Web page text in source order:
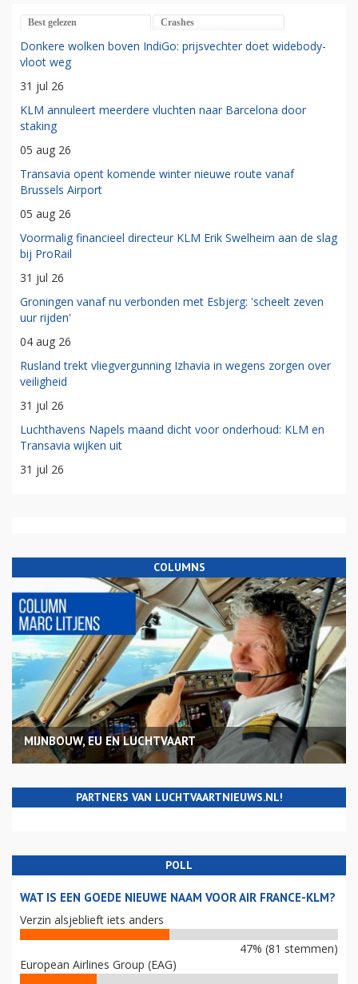
Best gelezen Crashes
Donkere wolken boven IndiGo: prijsvechter doet widebody-
vloot weg
31 jul 26
KLM annuleert meerdere vluchten naar Barcelona door
staking
05 aug 26
Transavia opent komende winter nieuwe route vanaf
Brussels Airport
05 aug 26
Voormalig financieel directeur KLM Erik Swelheim aan de slag
bij ProRail
31 jul 26
Groningen vanaf nu verbonden met Esbjerg: 'scheelt zeven
uur rijden'
04 aug 26
Rusland trekt vliegvergunning Izhavia in wegens zorgen over
veiligheid
31 jul 26
Luchthavens Napels maand dicht voor onderhoud: KLM en
Transavia wijken uit
31 jul 26
COLUMNS
MIJNBOUW, EU EN LUCHTVAART
PARTNERS VAN LUCHTVAARTNIEUWS.NL!
POLL
WAT IS EEN GOEDE NIEUWE NAAM VOOR AIR FRANCE-KLM?
Verzin alsjeblieft iets anders
47% (81 stemmen)
European Airlines Group (EAG)